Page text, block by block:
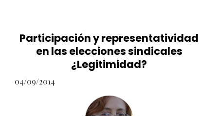
Participación y representatividad
en las elecciones sindicales
¿Legitimidad?
04/09/2014